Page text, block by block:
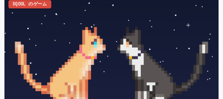
SQOOL のゲーム